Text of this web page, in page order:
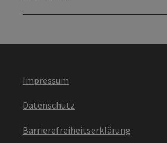
Impressum
Datenschutz
Barrierefreiheitserklärung